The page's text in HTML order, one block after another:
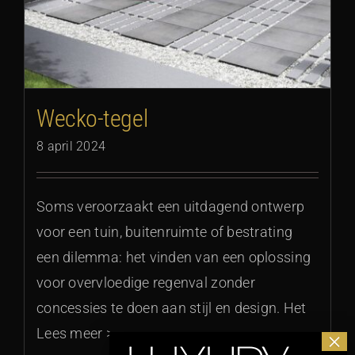
Wecko-tegel
8 april 2024
Soms veroorzaakt een uitdagend ontwerp
voor een tuin, buitenruimte of bestrating
een dilemma: het vinden van een oplossing
voor overvloedige regenval zonder
concessies te doen aan stijl en design. Het
Lees meer >